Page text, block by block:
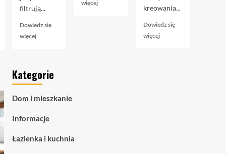
filtrują...
Dowiedz się
więcejDowiedz
Rolety
zaciemniające
–
naprawdę
i
więcej
kreowania...
Dowiedz się
więcejDowiedz
Kategorie
Dom i mieszkanie
Informacje
Łazienka i kuchnia